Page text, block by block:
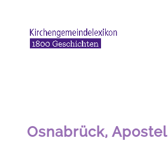
Osnabrück, Apostel